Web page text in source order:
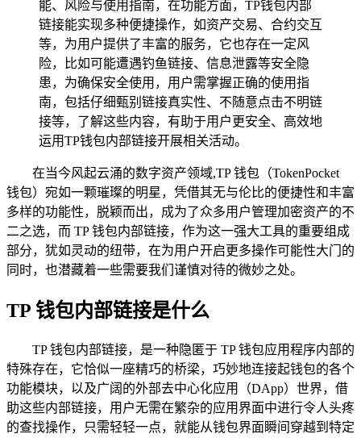
能、风险与使用指南，在功能方面，TP钱包内部
链接能实现多种便捷操作，如资产交易、合约交互
等，为用户提供了丰富的服务，它也存在一定风
险，比如可能遭遇钓鱼链接、信息泄露等安全隐
患，为确保安全使用，用户需掌握正确的使用指
南，包括仔细甄别链接真实性、不随意点击不明链
接等，了解这些内容，有助于用户更安全、高效地
运用TP钱包内部链接开展相关活动。
在当今风起云涌的数字资产领域,TP 钱包（TokenPocket
钱包）宛如一颗璀璨的明星，凭借其无与伦比的便捷性和丰富
多样的功能性，脱颖而出，成为了众多用户管理加密资产的不
二之选，而 TP 钱包内部链接，作为这一强大工具的重要组成
部分，犹如灵动的纽带，在为用户开启更多操作可能性大门的
同时，也潜藏着一些需要我们谨慎对待的微妙之处。
TP 钱包内部链接是什么
TP 钱包内部链接，是一种隐匿于 TP 钱包应用程序内部的
特殊存在，它恰似一座精巧的桥梁，巧妙地连接起钱包的各个
功能模块，以及广阔的外部去中心化应用（DApp）世界，借
助这些内部链接，用户无需在繁杂的应用界面中进行令人头疼
的查找操作，只需轻轻一点，就能从钱包界面瞬间穿越到特定